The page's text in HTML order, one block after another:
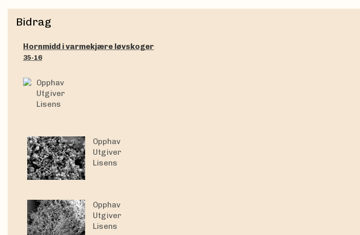
Bidrag
Hornmidd i varmekjære løvskoger
35-16
Opphav
Utgiver
Lisens
Opphav
Utgiver
Lisens
Opphav
Utgiver
Lisens